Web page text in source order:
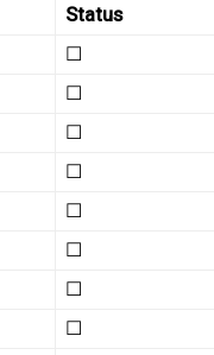
Status
☐
☐
☐
☐
☐
☐
☐
☐